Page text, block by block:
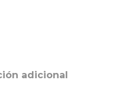
adicional